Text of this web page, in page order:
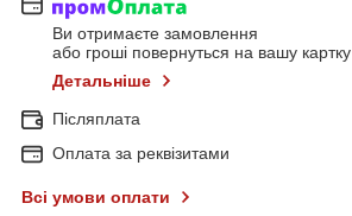
Ви отримаєте замовлення
або гроші повернуться на вашу картку
Детальніше
Післяплата
Оплата за реквізитами
Всі умови оплати